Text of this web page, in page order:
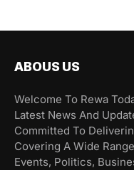
ABOUS US
Welcome To Rewa
Latest News And
Committed To
Covering A Wide
Events, Politics,